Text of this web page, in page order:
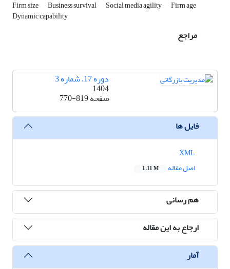
Firm size Business survival Social media agility Firm age
Dynamic capability
مراجع
دوره 17، شماره 3
1404
صفحه770-819
فایل ها
اصل مقاله
1.11 M
هم رسانی
ارجاع به این مقاله
آمار